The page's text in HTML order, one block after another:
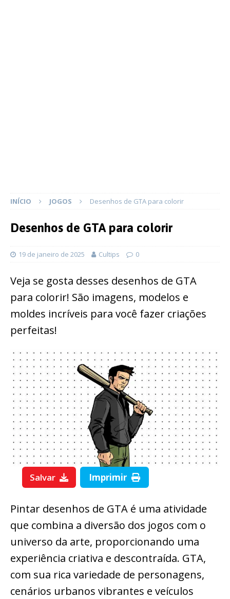
INÍCIO JOGOS Desenhos de GTA para colorir
Desenhos de GTA para colorir
19 de janeiro de 2025 Cultips 0
Veja se gosta desses desenhos de GTA
para colorir! São imagens, modelos e
moldes incríveis para você fazer criações
perfeitas!
Salvar Imprimir
Pintar desenhos de GTA é uma atividade
que combina a diversão dos jogos com o
universo da arte, proporcionando uma
experiência criativa e descontraída. GTA,
com sua rica variedade de personagens,
cenários urbanos vibrantes e veículos